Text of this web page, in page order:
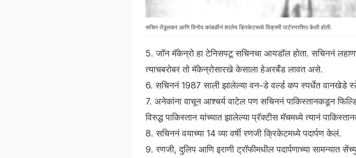
सचिन तेंडुलकर आणि विनोद कांबळीनं शालेय क्रिकेटमध्ये विक्रमी पार्टरनरशिप केली होती.
5. जॉन मॅकेन्रो हा टेनिसपटू सचिनचा आयडॉल होता. सचिननं
त्याचबरोबर तो मॅकेन्रोसारखे केसाला हेअरबँड लावत असे.
6. सचिननं 1987 साली झालेल्या वन-डे वर्ल्ड कप स्पर्धेत वानखेडे
7. अनेकांना वाचून आश्चर्य वाटेल पण सचिननं पाकिस्तानकडून
विरुद्ध पाकिस्तान यांच्यात झालेल्या प्रॅक्टीस मॅचमध्ये त्यानं
8. सचिननं वयाच्या 14 व्या वर्षी रणजी क्रिकेटमध्ये पदार्पण केलं.
9. रणजी, दुलिप आणि इराणी ट्रॉफीमधील पदार्पणाच्या सामन्यात